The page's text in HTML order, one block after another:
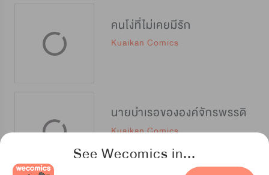
See Wecomics in...
คนโง่ที่ไม่เคยมีรัก
Kuaikan Comics
นายบำเรอขององค์จักรพรรดิ
Kuaikan Comics